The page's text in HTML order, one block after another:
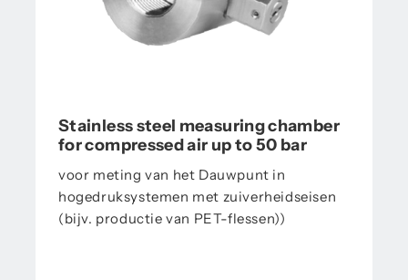
Stainless steel measuring chamber
for compressed air up to 50 bar
voor meting van het Dauwpunt in
hogedruksystemen met zuiverheidseisen
(bijv. productie van PET-flessen))